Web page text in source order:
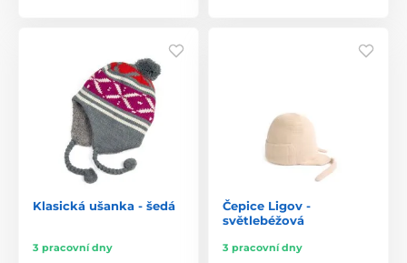
Klasická ušanka - šedá
3 pracovní dny
Čepice Ligov -
světlebéžová
3 pracovní dny